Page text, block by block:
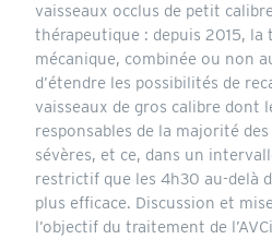
vaisseaux occlus de petit
thérapeutique : depuis 2015,
mécanique, combinée ou non
d’étendre les possibilités de
vaisseaux de gros calibre dont
responsables de la majorité
sévères, et ce, dans un
restrictif que les 4h30 au-delà
plus efficace. Discussion et
l’objectif du traitement de